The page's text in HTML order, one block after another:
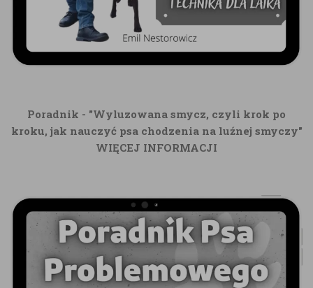
Poradnik - "Wyluzowana smycz, czyli krok po
kroku, jak nauczyć psa chodzenia na luźnej smyczy"
WIĘCEJ INFORMACJI